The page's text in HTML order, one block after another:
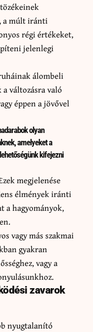
a múlt iránti
régi értékeket,
jelenlegi
álombeli
változásra való
éppen a jövővel
olyan
amelyeket a
kifejezni
megjelenése
élmények iránti
a hagyományok,
vagy más szakmai
gyakran
vagy a
zavarok
nyugtalanító